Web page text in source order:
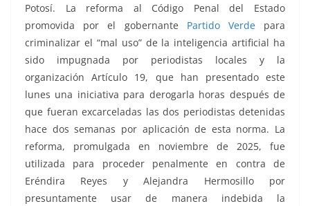
Potosí. La reforma al Código Penal del Estado
promovida por el gobernante Partido Verdepara
criminalizar el “mal uso” de la inteligencia artificial ha
sido impugnada por periodistas locales y la
organización Artículo 19, que han presentado este
lunes una iniciativa para derogarla horas después de
que fueran excarceladas las dos periodistas detenidas
hace dos semanas por aplicación de esta norma. La
reforma, promulgada en noviembre de 2025, fue
utilizada para proceder penalmente en contra de
Eréndira Reyes y Alejandra Hermosillo por
presuntamente usar de manera indebida la